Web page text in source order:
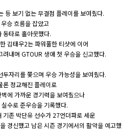
등 보기 없는 무결점 플레이를 보여줬다.
승 흐름을 잡았고
동타로 홀아웃했다.
김태우2는 파워풀한 티샷에 이어
려내며 GTOUR 생애 첫 우승을 신고했다.
자리를 쫓으며 우승 가능성을 보여줬다.
론 정교해진 플레이로
에 가까운 경기력을 보여줬으나
수로 준우승을 기록했다.
기존 박단유 선수가 27언더파로 세운
경신했고 남은 시즌 경기에서의 활약을 예고했